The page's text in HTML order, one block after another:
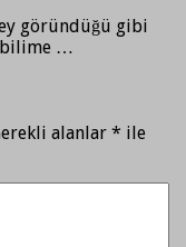
göründüğü gibi
bilime …
alanlar * ile